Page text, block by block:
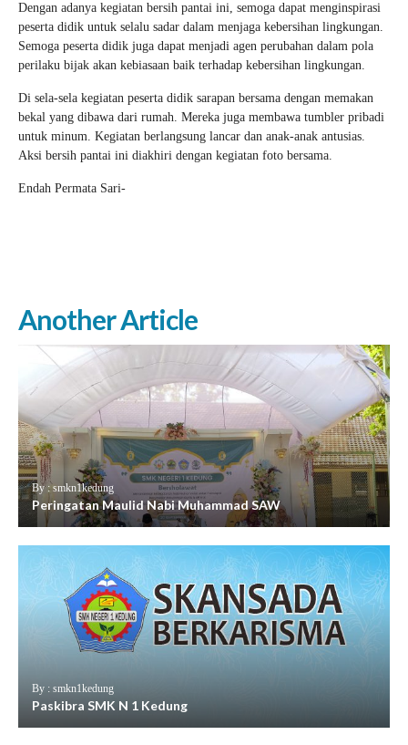
Dengan adanya kegiatan bersih pantai ini, semoga dapat menginspirasi
peserta didik untuk selalu sadar dalam menjaga kebersihan lingkungan.
Semoga peserta didik juga dapat menjadi agen perubahan dalam pola
perilaku bijak akan kebiasaan baik terhadap kebersihan lingkungan.
Di sela-sela kegiatan peserta didik sarapan bersama dengan memakan
bekal yang dibawa dari rumah. Mereka juga membawa tumbler pribadi
untuk minum. Kegiatan berlangsung lancar dan anak-anak antusias.
Aksi bersih pantai ini diakhiri dengan kegiatan foto bersama.
Endah Permata Sari-
Another Article
By : smkn1kedung
Peringatan Maulid Nabi Muhammad SAW
By : smkn1kedung
Paskibra SMK N 1 Kedung